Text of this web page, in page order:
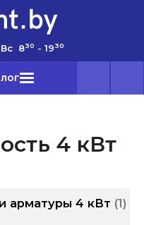
830 - 1930
4 кВт
арматуры 4 кВт 1